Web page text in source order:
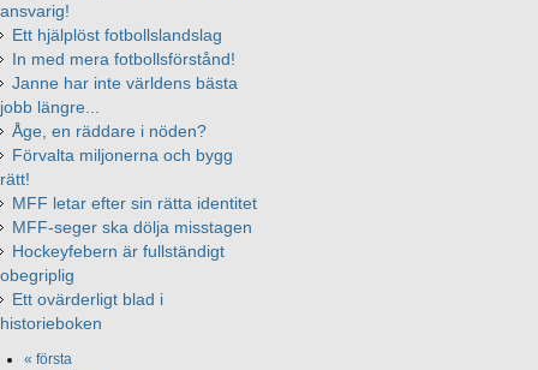
ansvarig!
Ett hjälplöst fotbollslandslag
In med mera fotbollsförstånd!
Janne har inte världens bästa
jobb längre...
Åge, en räddare i nöden?
Förvalta miljonerna och bygg
rätt!
MFF letar efter sin rätta identitet
MFF-seger ska dölja misstagen
Hockeyfebern är fullständigt
obegriplig
Ett ovärderligt blad i
historieboken
« första